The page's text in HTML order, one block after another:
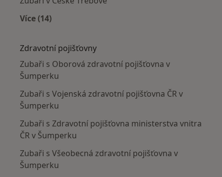
Více (14)
Zdravotní pojišťovny
Zubaři s Oborová zdravotní pojišťovna v
Šumperku
Zubaři s Vojenská zdravotní pojišťovna ČR v
Šumperku
Zubaři s Zdravotní pojišťovna ministerstva vnitra
ČR v Šumperku
Zubaři s Všeobecná zdravotní pojišťovna v
Šumperku